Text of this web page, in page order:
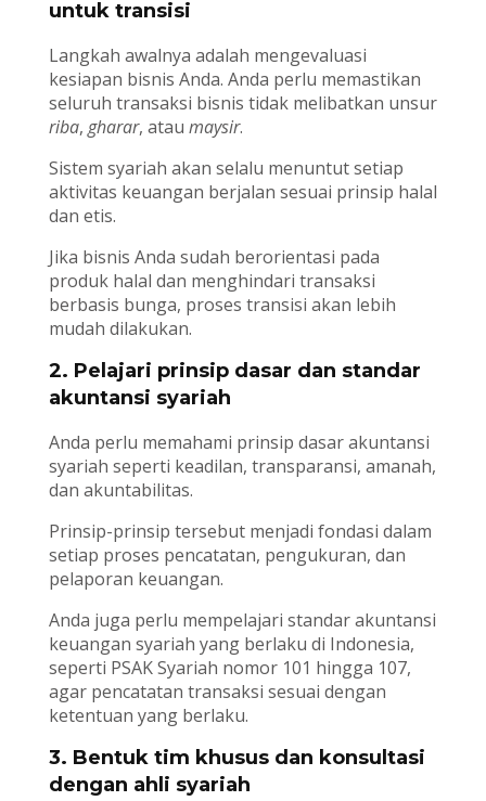
untuk transisi
Langkah awalnya adalah mengevaluasi
kesiapan bisnis Anda. Anda perlu memastikan
seluruh transaksi bisnis tidak melibatkan unsur
riba,gharar, atau maysir.
Sistem syariah akan selalu menuntut setiap
aktivitas keuangan berjalan sesuai prinsip halal
dan etis.
Jika bisnis Anda sudah berorientasi pada
produk halal dan menghindari transaksi
berbasis bunga, proses transisi akan lebih
mudah dilakukan.
2. Pelajari prinsip dasar dan standar
akuntansi syariah
Anda perlu memahami prinsip dasar akuntansi
syariah seperti keadilan, transparansi, amanah,
dan akuntabilitas.
Prinsip-prinsip tersebut menjadi fondasi dalam
setiap proses pencatatan, pengukuran, dan
pelaporan keuangan.
Anda juga perlu mempelajari standar akuntansi
keuangan syariah yang berlaku di Indonesia,
seperti PSAK Syariah nomor 101 hingga 107,
agar pencatatan transaksi sesuai dengan
ketentuan yang berlaku.
3. Bentuk tim khusus dan konsultasi
dengan ahli syariah